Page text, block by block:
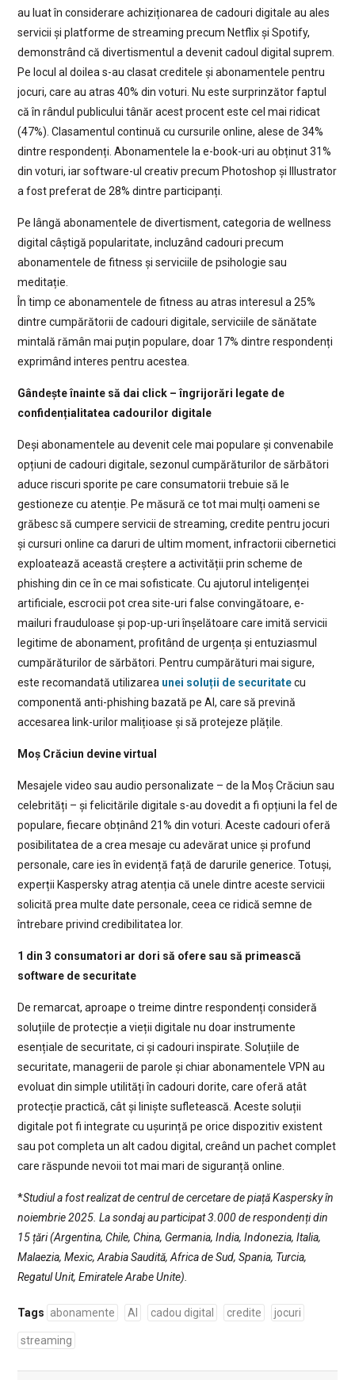
au luat în considerare achiziționarea de cadouri digitale au ales
servicii și platforme de streaming precum Netflix și Spotify,
demonstrând că divertismentul a devenit cadoul digital suprem.
Pe locul al doilea s-au clasat creditele și abonamentele pentru
jocuri, care au atras 40% din voturi. Nu este surprinzător faptul
că în rândul publicului tânăr acest procent este cel mai ridicat
(47%). Clasamentul continuă cu cursurile online, alese de 34%
dintre respondenți. Abonamentele la e-book-uri au obținut 31%
din voturi, iar software-ul creativ precum Photoshop și Illustrator
a fost preferat de 28% dintre participanți.
Pe lângă abonamentele de divertisment, categoria de wellness
digital câștigă popularitate, incluzând cadouri precum
abonamentele de fitness și serviciile de psihologie sau
meditație.
În timp ce abonamentele de fitness au atras interesul a 25%
dintre cumpărătorii de cadouri digitale, serviciile de sănătate
mintală rămân mai puțin populare, doar 17% dintre respondenți
exprimând interes pentru acestea.
Gândește înainte să dai click – îngrijorări legate de
confidențialitatea cadourilor digitale
Deși abonamentele au devenit cele mai populare și convenabile
opțiuni de cadouri digitale, sezonul cumpărăturilor de sărbători
aduce riscuri sporite pe care consumatorii trebuie să le
gestioneze cu atenție. Pe măsură ce tot mai mulți oameni se
grăbesc să cumpere servicii de streaming, credite pentru jocuri
și cursuri online ca daruri de ultim moment, infractorii cibernetici
exploatează această creștere a activității prin scheme de
phishing din ce în ce mai sofisticate. Cu ajutorul inteligenței
artificiale, escrocii pot crea site-uri false convingătoare, e-
mailuri frauduloase și pop-up-uri înșelătoare care imită servicii
legitime de abonament, profitând de urgența și entuziasmul
cumpărăturilor de sărbători. Pentru cumpărături mai sigure,
este recomandată utilizarea unei soluții de securitatecu
componentă anti-phishing bazată pe AI, care să prevină
accesarea link-urilor malițioase și să protejeze plățile.
Moș Crăciun devine virtual
Mesajele video sau audio personalizate – de la Moș Crăciun sau
celebrități – și felicitările digitale s-au dovedit a fi opțiuni la fel de
populare, fiecare obținând 21% din voturi. Aceste cadouri oferă
posibilitatea de a crea mesaje cu adevărat unice și profund
personale, care ies în evidență față de darurile generice. Totuși,
experții Kaspersky atrag atenția că unele dintre aceste servicii
solicită prea multe date personale, ceea ce ridică semne de
întrebare privind credibilitatea lor.
1 din 3 consumatori ar dori să ofere sau să primească
software de securitate
De remarcat, aproape o treime dintre respondenți consideră
soluțiile de protecție a vieții digitale nu doar instrumente
esențiale de securitate, ci și cadouri inspirate. Soluțiile de
securitate, managerii de parole și chiar abonamentele VPN au
evoluat din simple utilități în cadouri dorite, care oferă atât
protecție practică, cât și liniște sufletească. Aceste soluții
digitale pot fi integrate cu ușurință pe orice dispozitiv existent
sau pot completa un alt cadou digital, creând un pachet complet
care răspunde nevoii tot mai mari de siguranță online.
*Studiul a fost realizat de centrul de cercetare de piață Kaspersky în
noiembrie 2025. La sondaj au participat 3.000 de respondenți din
15 țări (Argentina, Chile, China, Germania, India, Indonezia, Italia,
Malaezia, Mexic, Arabia Saudită, Africa de Sud, Spania, Turcia,
Regatul Unit, Emiratele Arabe Unite).
Tags abonamente AI cadou digital credite jocuri
streaming